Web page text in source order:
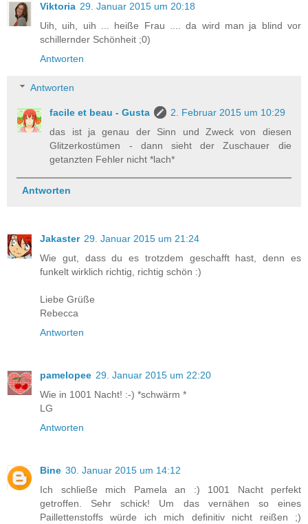
Viktoria 29. Januar 2015 um 20:18
Uih, uih, uih ... heiße Frau .... da wird man ja blind vor
schillernder Schönheit ;0)
Antworten
Antworten
facile et beau - Gusta
2. Februar 2015 um 10:29
das ist ja genau der Sinn und Zweck von diesen
Glitzerkostümen - dann sieht der Zuschauer die
getanzten Fehler nicht *lach*
Antworten
Jakaster 29. Januar 2015 um 21:24
Wie gut, dass du es trotzdem geschafft hast, denn es
funkelt wirklich richtig, richtig schön :)
Liebe Grüße
Rebecca
Antworten
pamelopee 29. Januar 2015 um 22:20
Wie in 1001 Nacht! :-) *schwärm *
LG
Antworten
Bine 30. Januar 2015 um 14:12
Ich schließe mich Pamela an :) 1001 Nacht perfekt
getroffen. Sehr schick! Um das vernähen so eines
Paillettenstoffs würde ich mich definitiv nicht reißen ;)